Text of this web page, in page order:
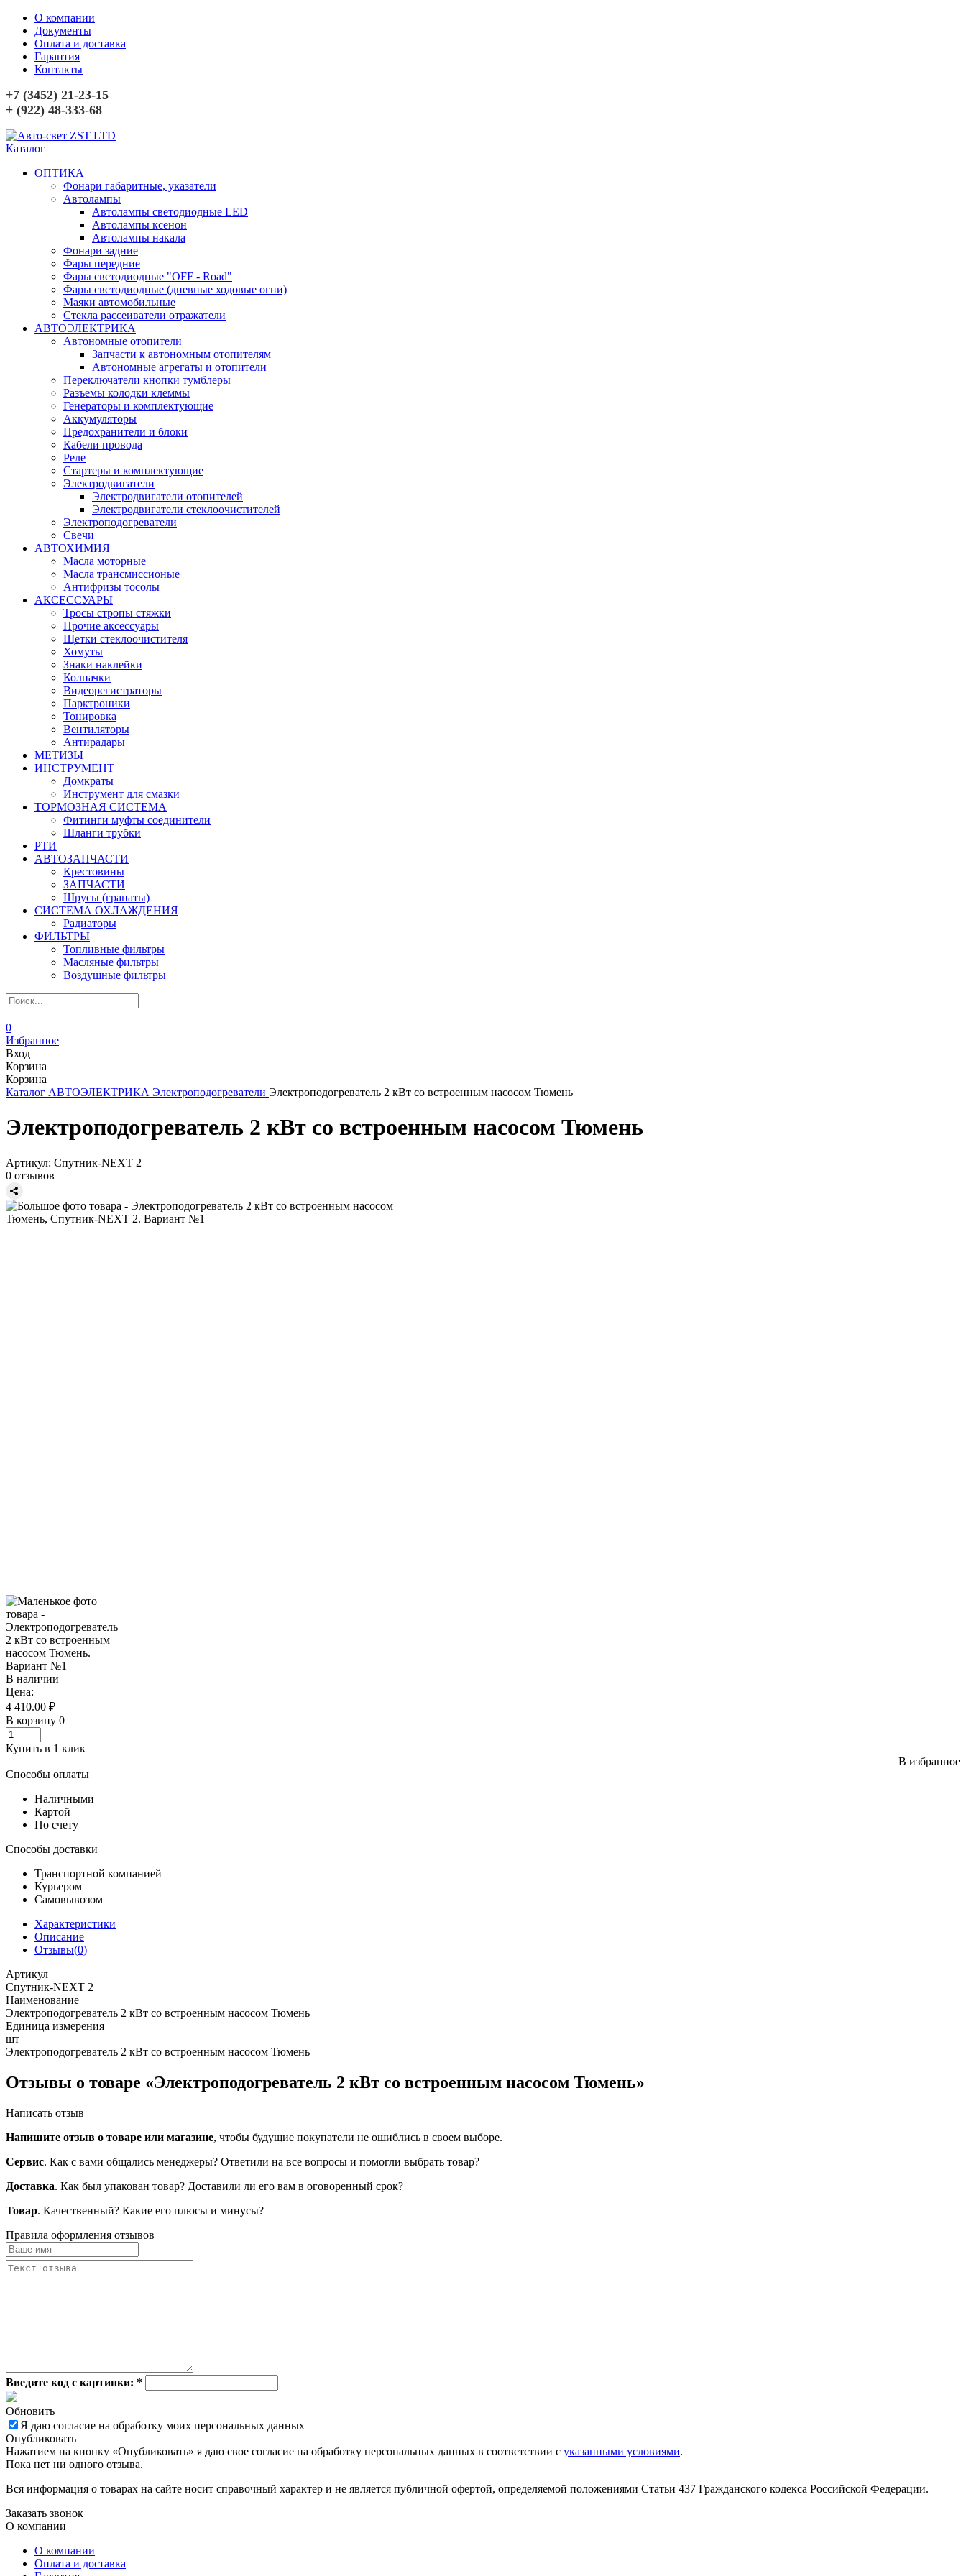
О компании
Документы
Оплата и доставка
Гарантия
Контакты
+7 (3452) 21-23-15
+ (922) 48-333-68
Каталог
ОПТИКА
Фонари габаритные, указатели
Автолампы
Автолампы светодиодные LED
Автолампы ксенон
Автолампы накала
Фонари задние
Фары передние
Фары светодиодные "OFF - Road"
Фары светодиодные (дневные ходовые огни)
Маяки автомобильные
Стекла рассеиватели отражатели
АВТОЭЛЕКТРИКА
Автономные отопители
Запчасти к автономным отопителям
Автономные агрегаты и отопители
Переключатели кнопки тумблеры
Разъемы колодки клеммы
Генераторы и комплектующие
Аккумуляторы
Предохранители и блоки
Кабели провода
Реле
Стартеры и комплектующие
Электродвигатели
Электродвигатели отопителей
Электродвигатели стеклоочистителей
Электроподогреватели
Свечи
АВТОХИМИЯ
Масла моторные
Масла трансмиссионые
Антифризы тосолы
АКСЕССУАРЫ
Тросы стропы стяжки
Прочие аксессуары
Щетки стеклоочистителя
Хомуты
Знаки наклейки
Колпачки
Видеорегистраторы
Парктроники
Тонировка
Вентиляторы
Антирадары
МЕТИЗЫ
ИНСТРУМЕНТ
Домкраты
Инструмент для смазки
ТОРМОЗНАЯ СИСТЕМА
Фитинги муфты соединители
Шланги трубки
РТИ
АВТОЗАПЧАСТИ
Крестовины
ЗАПЧАСТИ
Шрусы (гранаты)
СИСТЕМА ОХЛАЖДЕНИЯ
Радиаторы
ФИЛЬТРЫ
Топливные фильтры
Масляные фильтры
Воздушные фильтры
0
Избранное
Вход
Корзина
Корзина
Каталог АВТОЭЛЕКТРИКА Электроподогреватели Электроподогреватель 2 кВт со встроенным насосом Тюмень
Электроподогреватель 2 кВт со встроенным насосом Тюмень
Артикул: Спутник-NEXT 2
0 отзывов
В наличии
Цена:
4 410.00 ₽
В корзину 0
Купить в 1 клик
В избранное
Способы оплаты
Наличными
Картой
По счету
Способы доставки
Транспортной компанией
Курьером
Самовывозом
Характеристики
Описание
Отзывы(0)
Артикул
Спутник-NEXT 2
Наименование
Электроподогреватель 2 кВт со встроенным насосом Тюмень
Единица измерения
шт
Электроподогреватель 2 кВт со встроенным насосом Тюмень
Отзывы о товаре «Электроподогреватель 2 кВт со встроенным насосом Тюмень»
Написать отзыв
Напишите отзыв о товаре или магазине, чтобы будущие покупатели не ошиблись в своем выборе.
Сервис. Как с вами общались менеджеры? Ответили на все вопросы и помогли выбрать товар?
Доставка. Как был упакован товар? Доставили ли его вам в оговоренный срок?
Товар. Качественный? Какие его плюсы и минусы?
Правила оформления отзывов
Введите код с картинки: *
Обновить
Я даю согласие на обработку моих персональных данных
Опубликовать
Нажатием на кнопку «Опубликовать» я даю свое согласие на обработку персональных данных в соответствии с указанными условиями.
Пока нет ни одного отзыва.
Вся информация о товарах на сайте носит справочный характер и не является публичной офертой, определяемой положениями Статьи 437 Гражданского кодекса Российской Федерации.
Заказать звонок
О компании
О компании
Оплата и доставка